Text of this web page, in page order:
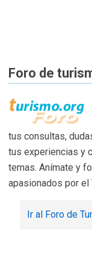
Foro de
tus consultas,
tus experiencias y
temas. Anímate y
apasionados por el
Ir al Foro de